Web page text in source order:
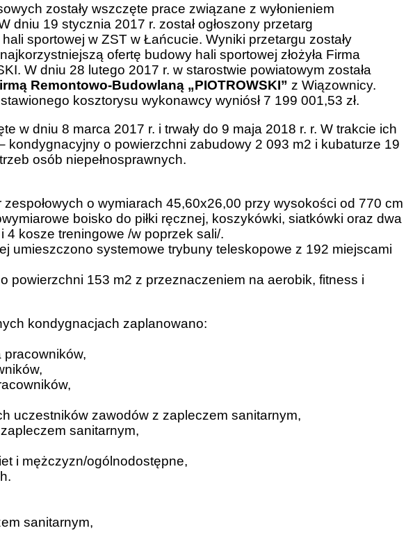
zostały wszczęte prace związane z wyłonieniem
dniu 19 stycznia 2017 r. został ogłoszony przetarg
sportowej w ZST w Łańcucie. Wyniki przetargu zostały
ofertę budowy hali sportowej złożyła Firma
W dniu 28 lutego 2017 r. w starostwie powiatowym została
Remontowo-Budowlaną „PIOTROWSKI” z Wiązownicy.
kosztorysu wykonawcy wyniósł 7 199 001,53 zł.
w dniu 8 marca 2017 r. i trwały do 9 maja 2018 r. r. W trakcie ich
kondygnacyjny o powierzchni zabudowy 2 093 m2 i kubaturze 19
osób niepełnosprawnych.
zespołowych o wymiarach 45,60x26,00 przy wysokości od 770 cm
boisko do piłki ręcznej, koszykówki, siatkówki oraz dwa
4 kosze treningowe /w poprzek sali/.
umieszczono systemowe trybuny teleskopowe z 192 miejscami
powierzchni 153 m2 z przeznaczeniem na aerobik, fitness i
kondygnacjach zaplanowano:
uczestników zawodów z zapleczem sanitarnym,
sanitarnym,
i mężczyzn/ogólnodostępne,
sanitarnym,